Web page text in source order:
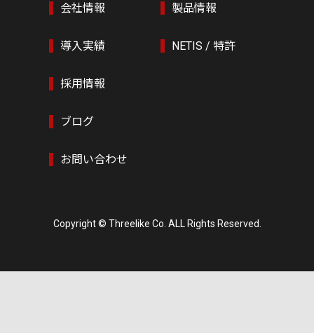
会社情報 製品情報
導入実績 NETIS / 特許
採用情報
ブログ
お問い合わせ
Copyright © Threelike Co. ALL Rights Reserved.